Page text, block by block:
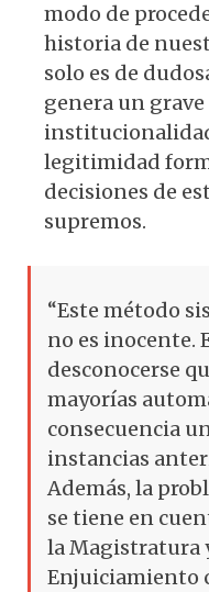
modo de
historia de
solo es de
genera un grave
legitimidad
decisiones de
supremos.
“Este método
no es inocente.
desconocerse
mayorías
consecuencia
instancias
Además, la
se tiene en
la Magistratura
Enjuiciamiento